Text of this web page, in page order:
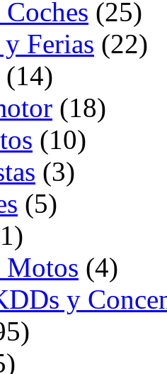
Coches (25)
y Ferias (22)
(14)
(18)
(10)
(3)
(5)
Motos (4)
y